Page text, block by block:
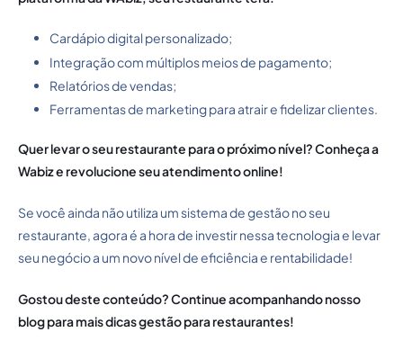
Cardápio digital personalizado;
Integração com múltiplos meios de pagamento;
Relatórios de vendas;
Ferramentas de marketing para atrair e fidelizar clientes.
Quer levar o seu restaurante para o próximo nível? Conheça a
Wabiz e revolucione seu atendimento online!
Se você ainda não utiliza um sistema de gestão no seu
restaurante, agora é a hora de investir nessa tecnologia e levar
seu negócio a um novo nível de eficiência e rentabilidade!
Gostou deste conteúdo? Continue acompanhando nosso
blog para mais dicas gestão para restaurantes!